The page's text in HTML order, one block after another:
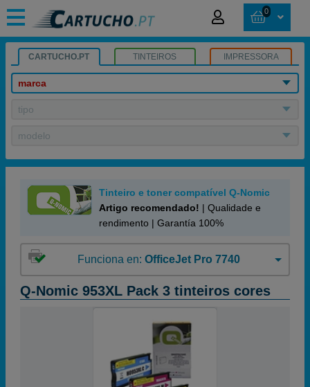
0
CARTUCHO.PT TINTEIROS IMPRESSORA
marca
tipo
modelo
Tinteiro e toner compatível Q-Nomic
Artigo recomendado! | Qualidade e
rendimento | Garantía 100%
Funciona en: OfficeJet Pro 7740
Q-Nomic 953XL Pack 3 tinteiros cores